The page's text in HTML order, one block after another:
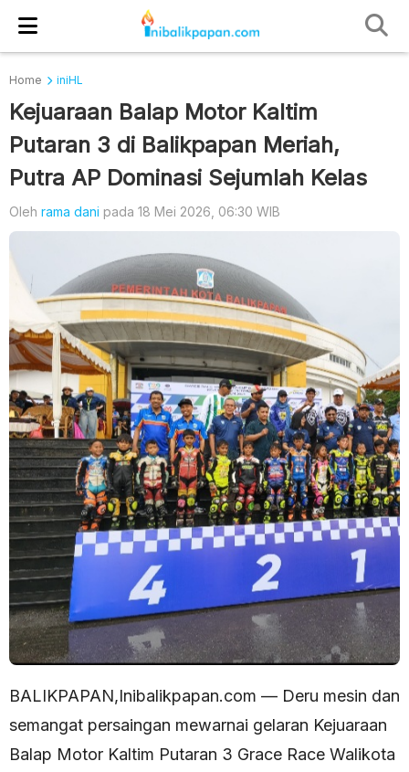
Home iniHL
Kejuaraan Balap Motor Kaltim
Putaran 3 di Balikpapan Meriah,
Putra AP Dominasi Sejumlah Kelas
Oleh rama dani pada 18 Mei 2026, 06:30 WIB
BALIKPAPAN,Inibalikpapan.com — Deru mesin dan
semangat persaingan mewarnai gelaran Kejuaraan
Balap Motor Kaltim Putaran 3 Grace Race Walikota